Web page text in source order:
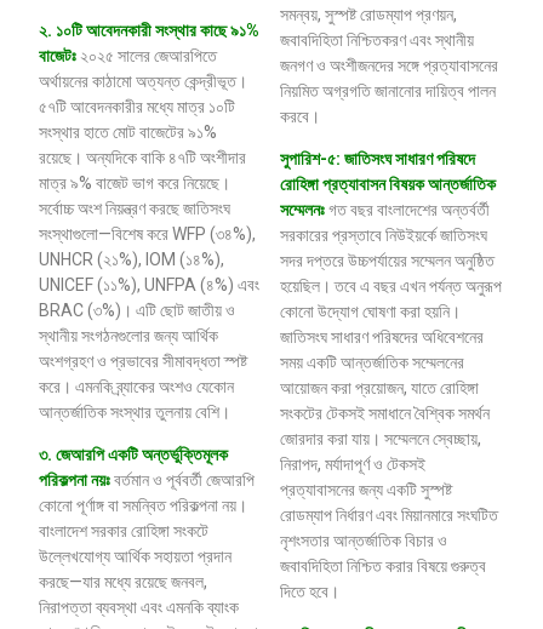
২. ১০টিআবেদনকারী সংস্থার কাছে৯১%
বাজেটঃ ২০২৫ সালের জেআরপিতে
অর্থায়নের কাঠামো অত্যন্ত কেন্দ্রীভূত।
৫৭টি আবেদনকারীর মধ্যে মাত্র ১০টি
সংস্থার হাতে মোট বাজেটের ৯১%
রয়েছে। অন্যদিকে বাকি ৪৭টি অংশীদার
মাত্র ৯% বাজেট ভাগ করে নিয়েছে।
সর্বোচ্চ অংশ নিয়ন্ত্রণ করছে জাতিসংঘ
সংস্থাগুলো—বিশেষ করে WFP (৩৪%),
UNHCR (২১%), IOM (১৪%),
UNICEF (১১%), UNFPA (৪%) এবং
BRAC (৩%)। এটি ছোট জাতীয় ও
স্থানীয় সংগঠনগুলোর জন্য আর্থিক
অংশগ্রহণ ও প্রভাবের সীমাবদ্ধতা স্পষ্ট
করে। এমনকি ব্র্যাকের অংশও যেকোন
আন্তর্জাতিক সংস্থার তুলনায় বেশি।
৩.জেআরপিএকটিঅন্তর্ভুক্তিমূলক
পরিকল্পনানয়ঃবর্তমান ও পূর্ববর্তী জেআরপি
কোনো পূর্ণাঙ্গ বা সমন্বিত পরিকল্পনা নয়।
বাংলাদেশ সরকার রোহিঙ্গা সংকটে
উল্লেখযোগ্য আর্থিক সহায়তা প্রদান
করছে—যার মধ্যে রয়েছে জনবল,
নিরাপত্তা ব্যবস্থা এবং এমনকি ব্যাংক
সমন্বয়, সুস্পষ্ট রোডম্যাপ প্রণয়ন,
জবাবদিহিতা নিশ্চিতকরণ এবং স্থানীয়
জনগণ ও অংশীজনদের সঙ্গে প্রত্যাবাসনের
নিয়মিত অগ্রগতি জানানোর দায়িত্ব পালন
করবে।
সুপারিশ-৫: জাতিসংঘ সাধারণ পরিষদে
রোহিঙ্গা প্রত্যাবাসন বিষয়ক আন্তর্জাতিক
সম্মেলনঃগত বছর বাংলাদেশের অন্তর্বর্তী
সরকারের প্রস্তাবে নিউইয়র্কে জাতিসংঘ
সদর দপ্তরে উচ্চপর্যায়ের সম্মেলন অনুষ্ঠিত
হয়েছিল। তবে এ বছর এখন পর্যন্ত অনুরূপ
কোনো উদ্যোগ ঘোষণা করা হয়নি।
জাতিসংঘ সাধারণ পরিষদের অধিবেশনের
সময় একটি আন্তর্জাতিক সম্মেলনের
আয়োজন করা প্রয়োজন, যাতে রোহিঙ্গা
সংকটের টেকসই সমাধানে বৈশ্বিক সমর্থন
জোরদার করা যায়। সম্মেলনে স্বেচ্ছায়,
নিরাপদ, মর্যাদাপূর্ণ ও টেকসই
প্রত্যাবাসনের জন্য একটি সুস্পষ্ট
রোডম্যাপ নির্ধারণ এবং মিয়ানমারে সংঘটিত
নৃশংসতার আন্তর্জাতিক বিচার ও
জবাবদিহিতা নিশ্চিত করার বিষয়ে গুরুত্ব
দিতে হবে।